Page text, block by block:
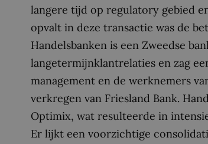
langere tijd op regulatory gebied
opvalt in deze transactie was de
Handelsbanken is een Zweedse
langetermijnklantrelaties en zag
management en de werknemers
verkregen van Friesland Bank.
Optimix, wat resulteerde in
Er lijkt een voorzichtige